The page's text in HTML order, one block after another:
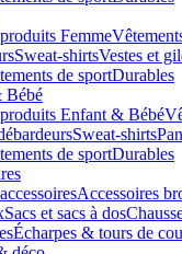
Femme
Sweat-shirtsVestes et
de sportDurables
Bébé
Enfant & Bébé
Sweat-shirts
de sportDurables
Accessoires
Sacs et sacs à dos
Écharpes & tours de cou